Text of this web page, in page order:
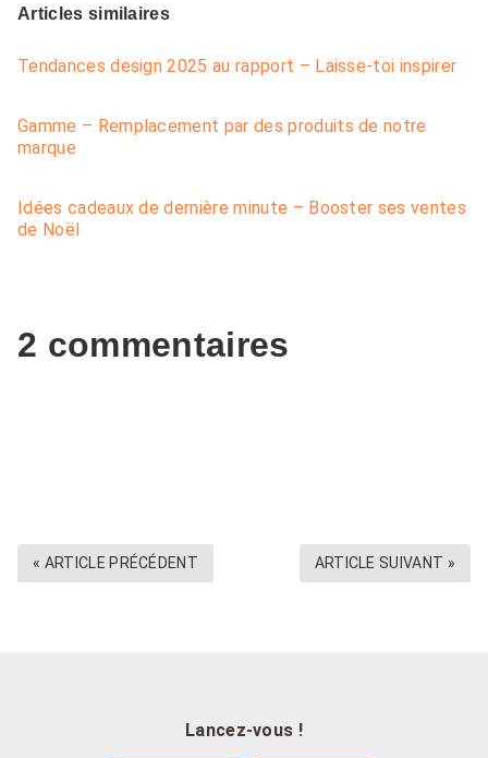
Articles similaires
Tendances design 2025 au rapport – Laisse-toi inspirer
Gamme – Remplacement par des produits de notre
marque
Idées cadeaux de dernière minute – Booster ses ventes
de Noël
2 commentaires
ARTICLE SUIVANT »
« ARTICLE PRÉCÉDENT
Lancez-vous !